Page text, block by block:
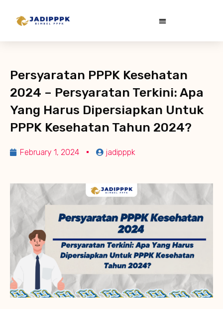
Persyaratan PPPK Kesehatan
2024 – Persyaratan Terkini: Apa
Yang Harus Dipersiapkan Untuk
PPPK Kesehatan Tahun 2024?
February 1, 2024 jadipppk